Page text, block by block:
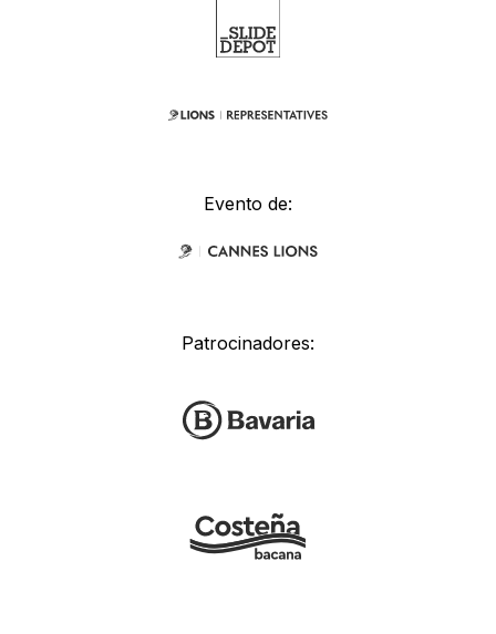
Evento de:
Patrocinadores: